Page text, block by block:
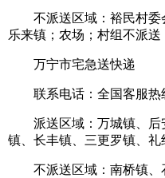
不派送区域：裕民村委
乐来镇；农场；村组不派送
万宁市宅急送快递
联系电话：全国客服热
派送区域：万城镇、后
镇、长丰镇、三更罗镇、礼
不派送区域：南桥镇、